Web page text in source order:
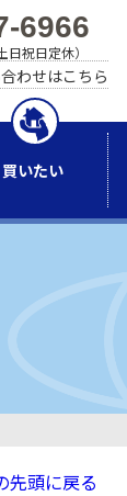
6966
祝日定休）
わせはこちら
買いたい
先頭に戻る